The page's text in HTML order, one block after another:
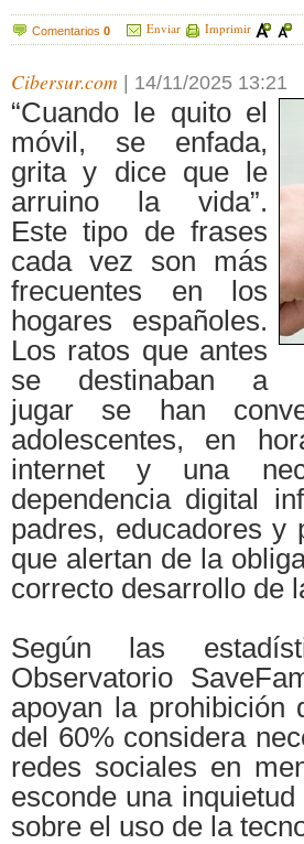
Comentarios 0 Enviar Imprimir
Cibersur.com 14/11/2025 13:21
“Cuando le quito el
móvil, se enfada,
grita y dice que le
arruino la vida”.
Este tipo de frases
cada vez son más
frecuentes en los
hogares españoles.
Los ratos que antes
se destinaban a
jugar se han
adolescentes, en
internet y una
dependencia digital
padres, educadores y
que alertan de la
correcto desarrollo de
Según las
Observatorio
apoyan la
del 60% considera
redes sociales en
esconde una
sobre el uso de la